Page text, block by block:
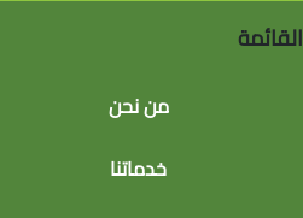
القائمة
من نحن
خدماتنا